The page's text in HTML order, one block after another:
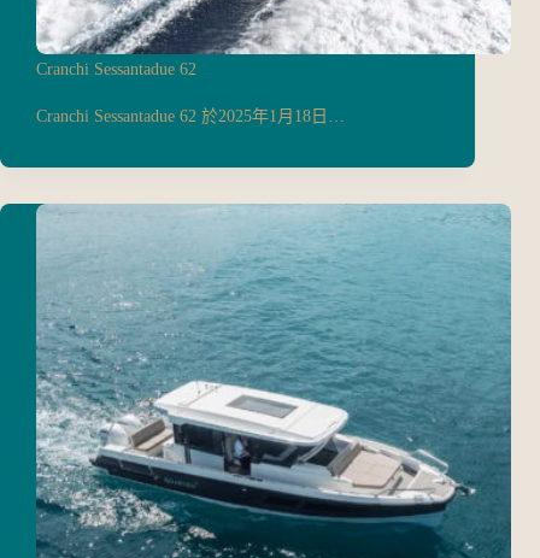
Cranchi Sessantadue 62
Cranchi Sessantadue 62 於2025年1月18日…